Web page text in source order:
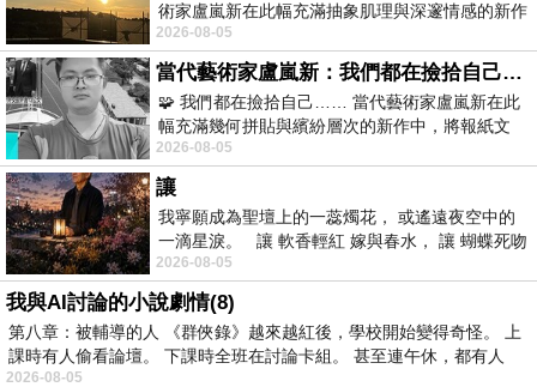
術家盧嵐新在此幅充滿抽象肌理與深邃情感的新作
中，以灰白為基底，交織著塗抹、刮擦與
2026-08-05
當代藝術家盧嵐新：我們都在撿拾自己，將散落的情緒與碎片，拼回生命完整的輪廓
🧩 我們都在撿拾自己…… 當代藝術家盧嵐新在此
幅充滿幾何拼貼與繽紛層次的新作中，將報紙文
字、彩色剪紙與明亮顏料層層
2026-08-05
讓
我寧願成為聖壇上的一蕊燭花， 或遙遠夜空中的
一滴星淚。 讓 軟香輕紅 嫁與春水， 讓 蝴蝶死吻
夏日最後一瓣玫瑰， 讓
2026-08-05
我與AI討論的小說劇情(8)
第八章：被輔導的人 《群俠錄》越來越紅後，學校開始變得奇怪。 上
課時有人偷看論壇。 下課時全班在討論卡組。 甚至連午休，都有人
2026-08-05